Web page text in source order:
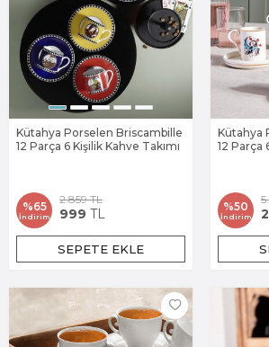
Kütahya Porselen Briscambille
12 Parça 6 Kişilik Kahve Takımı
%65
İndirim
2.859TL
999 TL
SEPETE EKLE
Kütahya
12 Parça
%50
İndirim